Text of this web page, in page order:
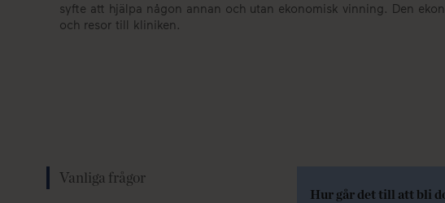
syfte att hjälpa någon annan och utan ekonomisk vinning. Den
och resor till kliniken.
Vanliga frågor
Hur går det till att bli